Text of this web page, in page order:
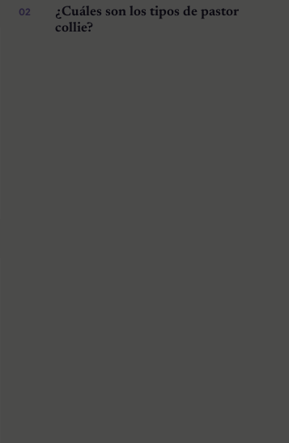
¿Cuáles son los tipos de pastor
collie?